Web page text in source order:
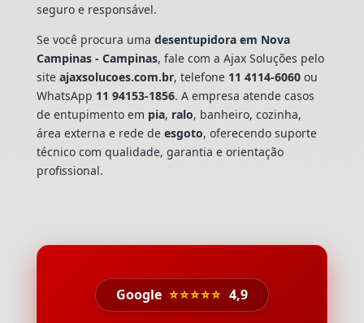
seguro e responsável.
Se você procura uma desentupidora em Nova
Campinas - Campinas, fale com a Ajax Soluções pelo
site ajaxsolucoes.com.br, telefone 11 4114-6060ou
WhatsApp 11 94153-1856. A empresa atende casos
de entupimento em pia, ralo, banheiro, cozinha,
área externa e rede de esgoto, oferecendo suporte
técnico com qualidade, garantia e orientação
profissional.
Google ⭐⭐⭐⭐⭐ 4,9